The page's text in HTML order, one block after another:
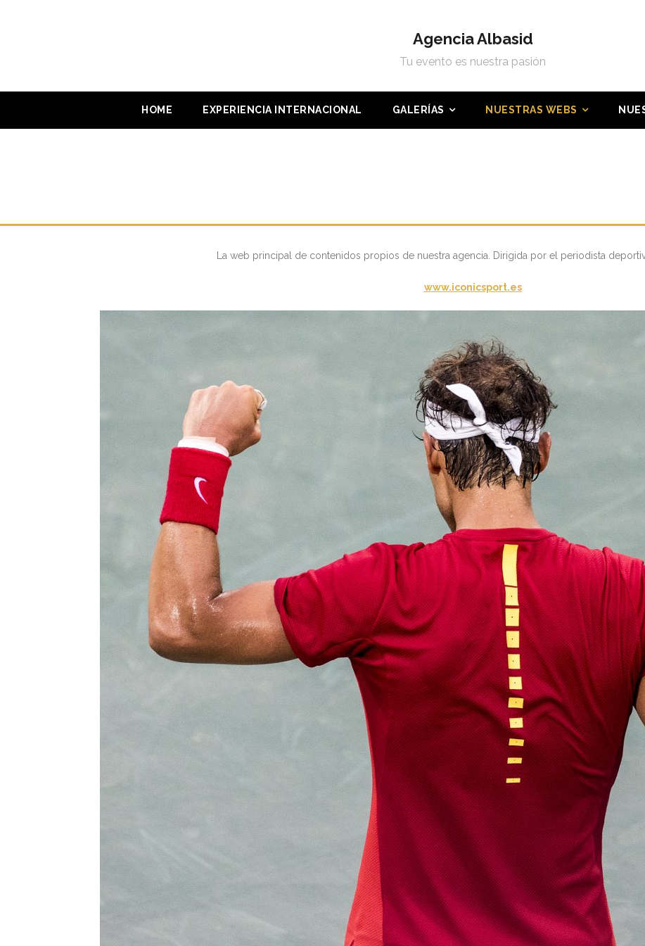
Agencia Albasid
Tu evento es nuestra pasión
HOME EXPERIENCIA INTERNACIONAL GALERÍAS NUESTRAS WEBS
La web principal de contenidos propios de nuestra agencia. Dirigida por el periodista
www.iconicsport.es